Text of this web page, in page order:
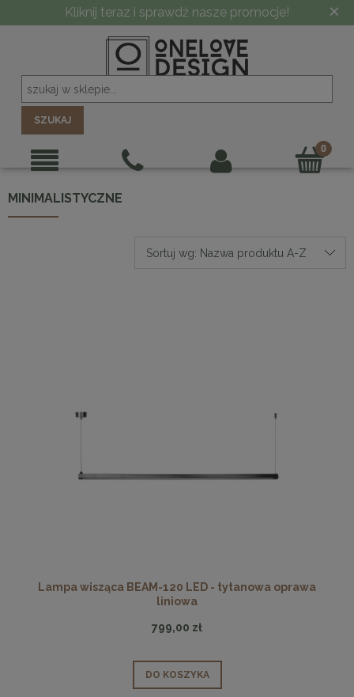
-10% PRZY ZAMÓWIENIU POWYŻEJ 5000 ZŁ ×
SZUKAJ
MINIMALISTYCZNE
Sortuj wg: Nazwa produktu A-Z
Lampa wisząca BEAM-120 LED - tytanowa oprawa
liniowa
799,00 zł
DO KOSZYKA